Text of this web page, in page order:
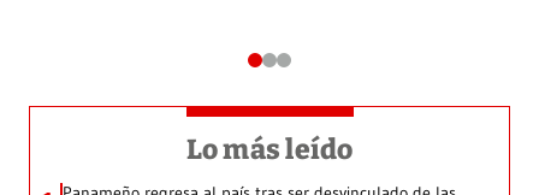
Lo más leído